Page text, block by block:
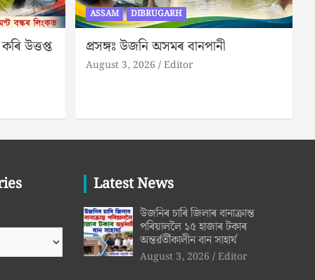
উত্তপ্ত
ASSAM DIBRUGARH
প্ৰসঙ্গঃ উজনি অসমৰ বানপানী
August 3, 2026 Editor
Latest News
উজনিৰ চাৰি জিলাৰ বানাক্ৰান্ত
পৰিয়াললৈ ১৫ হাজাৰ টকাৰ
অন্তৰ্ৱৰ্তীকালীন বান সাহাৰ্য
August 3, 2026 Editor